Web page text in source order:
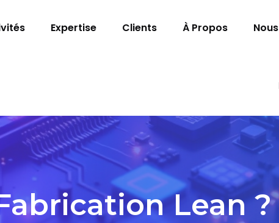
Expertise Clients À Propos
Lean ?